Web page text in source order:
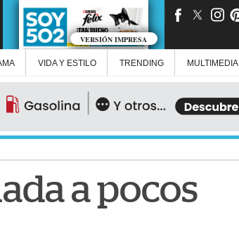
VERSIÓN IMPRESA
VIDA Y ESTILO TRENDING MULTIMEDIA
a pocos